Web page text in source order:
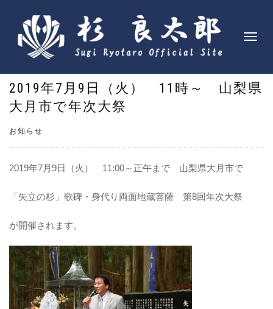
ナ
ー
を
2019年7月9日（火） 11時～ 山梨県
大月市で年次大祭
お知らせ
2019年7月9日（火） 11:00～正午まで 山梨県大月市で
「矢立の杉」歌碑・身代り両面地蔵菩薩 第8回年次大祭
が開催されます。